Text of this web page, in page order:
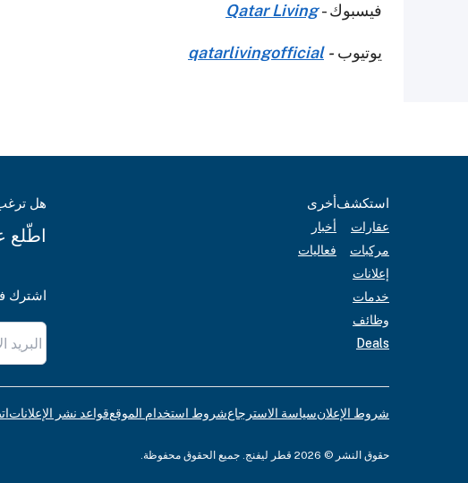
فيسبوك -Qatar Living
يوتيوب -
qatarlivingofficial
استكشف
عقارات
مركبات
إعلانات
خدمات
وظائف
Deals
أخرى
أخبار
فعاليات
هل
اطّلع
اشترك
شروط الإعلانسياسة الاسترجاعشروط استخدام الموقعقواعد نشر الإعلانات
حقوق النشر © 2026 قطر ليفنج. جميع الحقوق محفوظة.